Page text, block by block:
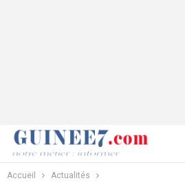
Accueil Actualités